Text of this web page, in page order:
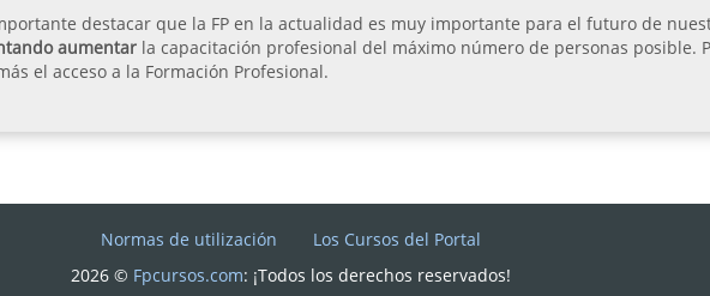
destacar que la FP en la actualidad es muy importante para el futuro de
aumentarla capacitación profesional del máximo número de personas posible.
el acceso a la Formación Profesional.
Normas de utilización
Los Cursos del Portal
2026 © Fpcursos.com: ¡Todos los derechos reservados!